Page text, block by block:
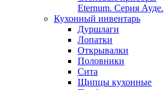
Eternum. Серия Ауде.
Кухонный инвентарь
Дуршлаги
Лопатки
Открывалки
Половники
Сита
Щипцы кухонные